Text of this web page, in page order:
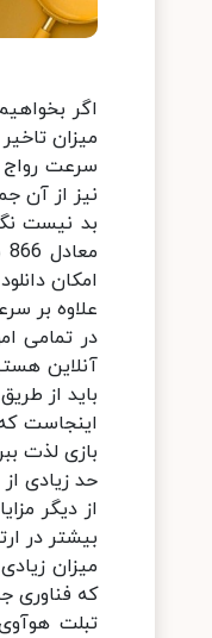
نیز از آن
امکان دانلود با سرعتی تا 1200
در تمامی
آنلاین
باید از
بازی لذت
حد زیادی
میزان
که فناوری